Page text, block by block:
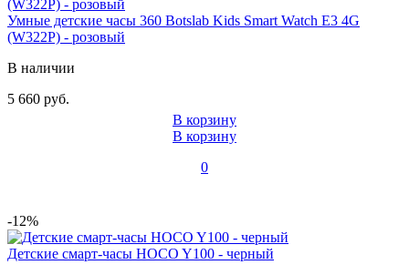
Умные детские часы 360 Botslab Kids Smart Watch E3 4G
(W322P) - розовый
В наличии
5 660 руб.
В корзину
В корзину
0
-12%
Детские смарт-часы HOCO Y100 - черный